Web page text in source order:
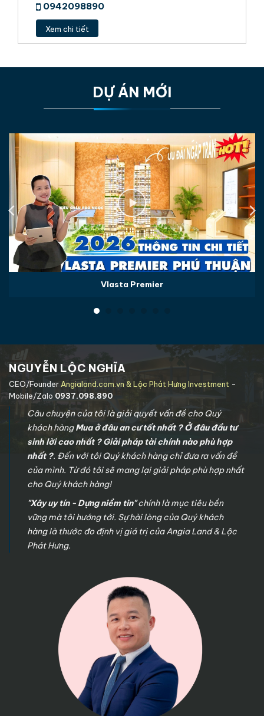
0942098890
Xem chi tiết
DỰ ÁN MỚI
Vlasta Premier
NGUYỄN LỘC NGHĨA
CEO/Founder Angialand.com.vn & Lộc Phát Hưng Investment -
Mobile/Zalo 0937.098.890
Câu chuyện của tôi là giải quyết vấn đề cho Quý
khách hàngMua ở đâu an cư tốt nhất ? Ở đâu đầu tư
sinh lời cao nhất ? Giải pháp tài chính nào phù hợp
nhất ?. Đến với tôi Quý khách hàng chỉ đưa ra vấn đề
của mình. Từ đó tôi sẽ mang lại giải pháp phù hợp nhất
cho Quý khách hàng!
"Xây uy tín - Dựng niềm tin"chính là mục tiêu bền
vững mà tôi hướng tới. Sự hài lòng của Quý khách
hàng là thước đo định vị giá trị của Angia Land & Lộc
Phát Hưng.